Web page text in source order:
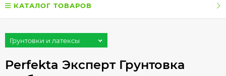
КАТАЛОГ ТОВАРОВ
Грунтовки и латексы
Perfekta Эксперт Грунтовка